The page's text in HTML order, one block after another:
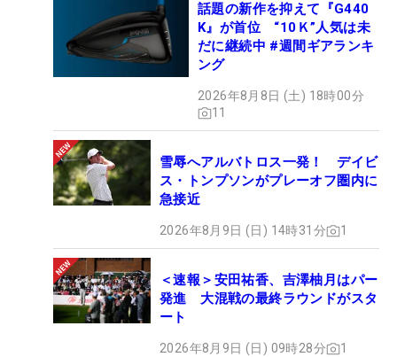
話題の新作を抑えて『G440
K』が首位 “10Ｋ”人気は未
だに継続中 #週間ギアランキ
ング
2026年8月8日 (土) 18時00分
11
雪辱へアルバトロス一発！ デイビ
ス・トンプソンがプレーオフ圏内に
急接近
2026年8月9日 (日) 14時31分 1
＜速報＞安田祐香、吉澤柚月はパー
発進 大混戦の最終ラウンドがスタ
ート
2026年8月9日 (日) 09時28分 1